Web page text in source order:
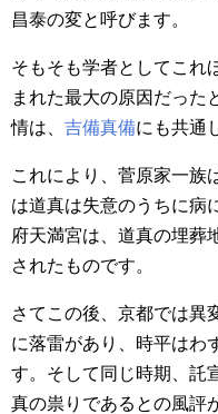
昌泰の変と呼びます。
そもそも学者としてこれ
まれた最大の原因だった
情は、 吉備真備にも共通
これにより、菅原家一族
は道真は失意のうちに病
府天満宮は、道真の埋葬
されたものです。
さてこの後、京都では異
に落雷があり、時平はわ
す。そして同じ時期、託
真の祟りであるとの風評